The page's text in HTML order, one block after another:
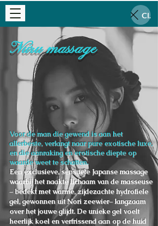
Close
Nuru massage
Voor de man die gewend is aan het
allerbeste, verlangt naar pure exotische luxe,
en die aanraking en erotische diepte op
waarde weet te schatten.
Een exclusieve, sensuele Japanse massage
waarbij het naakte lichaam van de masseuse
– bedekt met warme, zijdezachte hydrofiele
gel, gewonnen uit Nori zeewier– langzaam
over het jouwe glijdt. De unieke gel voelt
heerlijk koel en verfrissend aan op de huid